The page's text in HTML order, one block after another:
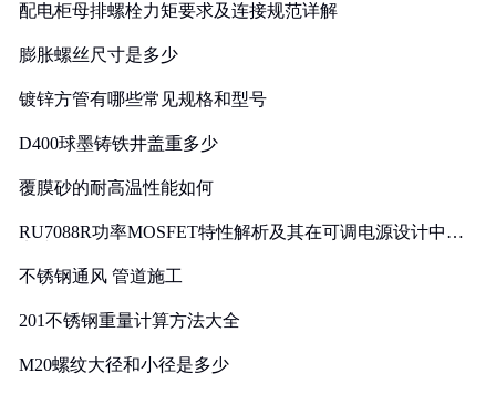
配电柜母排螺栓力矩要求及连接规范详解
膨胀螺丝尺寸是多少
镀锌方管有哪些常见规格和型号
D400球墨铸铁井盖重多少
覆膜砂的耐高温性能如何
RU7088R功率MOSFET特性解析及其在可调电源设计中的
不锈钢通风 管道施工
201不锈钢重量计算方法大全
M20螺纹大径和小径是多少